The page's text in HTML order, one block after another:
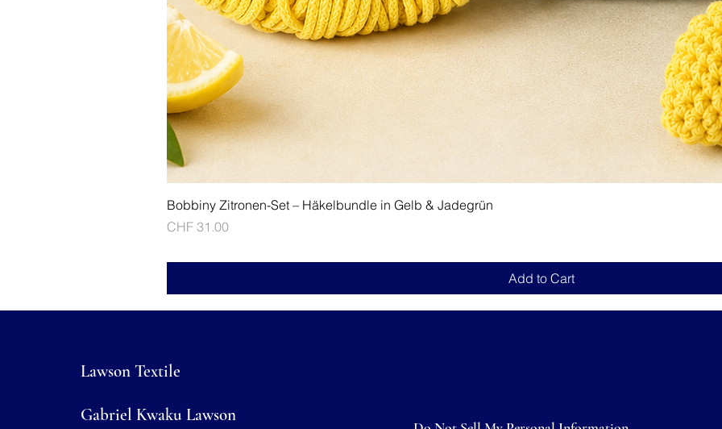
Bobbiny Zitronen-Set – Häkelbundle in Gelb & Jadegrün
Price
CHF 31.00
Add to Cart
Lawson Textile
Gabriel Kwaku Lawson